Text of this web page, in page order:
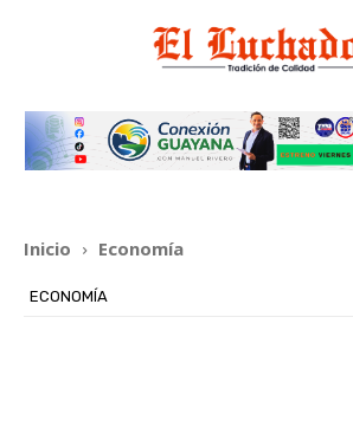
Inicio Economía
ECONOMÍA